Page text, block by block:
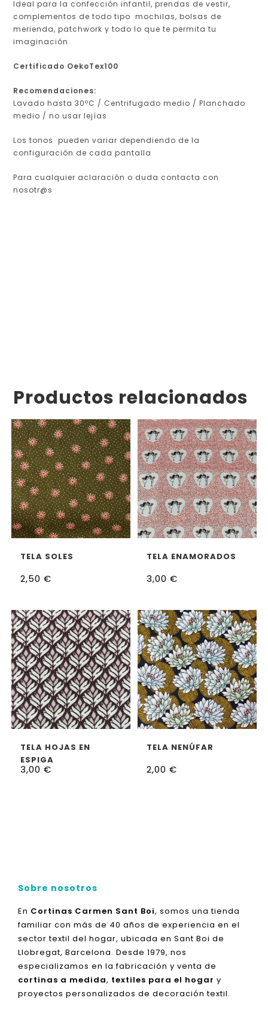
Ideal para la confección infantil, prendas de vestir,
complementos de todo tipo mochilas, bolsas de
merienda, patchwork y todo lo que te permita tu
imaginación.
Certificado OekoTex100
Recomendaciones:
Lavado hasta 30ºC / Centrifugado medio / Planchado
medio / no usar lejías
Los tonos pueden variar dependiendo de la
configuración de cada pantalla
Para cualquier aclaración o duda contacta con
nosotr@s
Productos relacionados
TELA SOLES
2,50 €
TELA ENAMORADOS
3,00€
TELA HOJAS EN
ESPIGA
3,00 €
AÑADIR AL CARRITO
TELA NENÚFAR
2,00€
Sobre nosotros
En Cortinas Carmen Sant Boi, somos una tienda
familiar con más de 40 años de experiencia en el
sector textil del hogar, ubicada en Sant Boi de
Llobregat, Barcelona. Desde 1979, nos
especializamos en la fabricación y venta de
cortinas a medida, textiles para el hogar y
proyectos personalizados de decoración textil.